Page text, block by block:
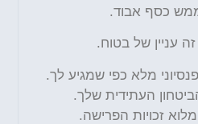
כסף אבוד.
של בטוח.
מלא כפי שמגיע לך.
העתידית שלך.
הפרישה.